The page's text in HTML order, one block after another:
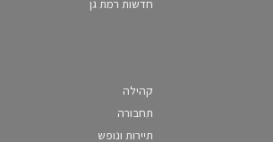
חדשות רמת גן
קהילה
תחבורה
תיירות ונופש